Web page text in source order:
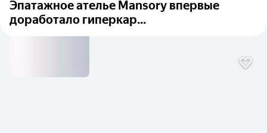
Эпатажное ателье Mansory впервые
доработало гиперкар...